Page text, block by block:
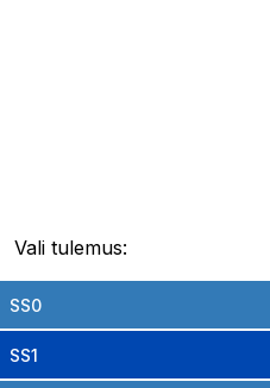
Vali tulemus:
SS0
SS1